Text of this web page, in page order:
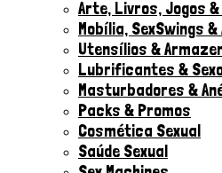
Arte, Livros, Jogos
Mobília, SexSwings
Utensílios &
Lubrificantes &
Masturbadores &
Packs & Promos
Cosmética Sexual
Saúde Sexual